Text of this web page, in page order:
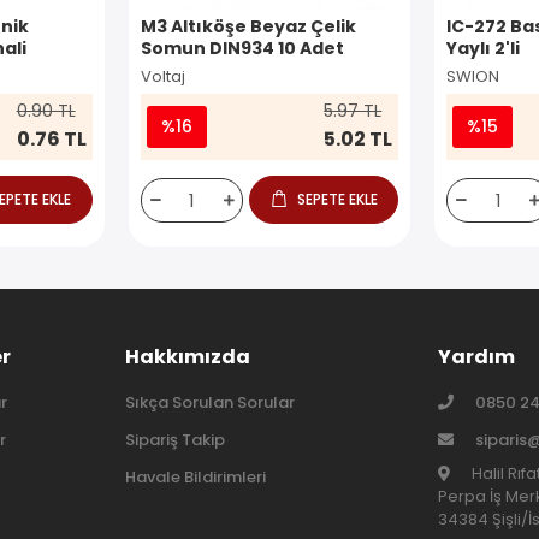
0.90 TL
0.76 TL
EKLE
M3 Altıköşe Beyaz Çelik
Somun DIN934 10 Adet
Voltaj
%16
5.97 TL
5.02 TL
SEPETE EKLE
IC-272
Yaylı 2'li
SWION
%15
Hakkımızda
Sıkça Sorulan Sorular
Sipariş Takip
Havale Bildirimleri
Yardım
0850
Halil
Perpa İş
34384 Şişli/